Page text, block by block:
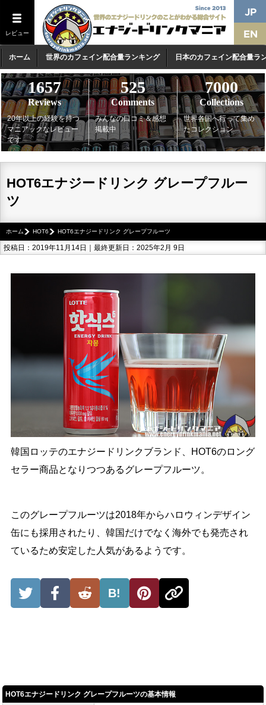
レビュー
ホーム 世界のカフェイン配合量ランキング 日本のカフェイン配合量ラ
1657
Reviews
20年以上の経験を持つ
マニアックなレビュー
です
525
Comments
みんなの口コミ＆感想
掲載中
7000
Collections
世界各国へ行って集め
たコレクション
HOT6エナジードリンク グレープフルー
ツ
ホーム HOT6 HOT6エナジードリンク グレープフルーツ
投稿日：2019年11月14日｜最終更新日：2025年2月 9日
韓国ロッテのエナジードリンクブランド、HOT6のロング
セラー商品となりつつあるグレープフルーツ。
このグレープフルーツは2018年からハロウィンデザイン
缶にも採用されたり、韓国だけでなく海外でも発売され
ているため安定した人気があるようです。
B!
HOT6エナジードリンク グレープフルーツの基本情報